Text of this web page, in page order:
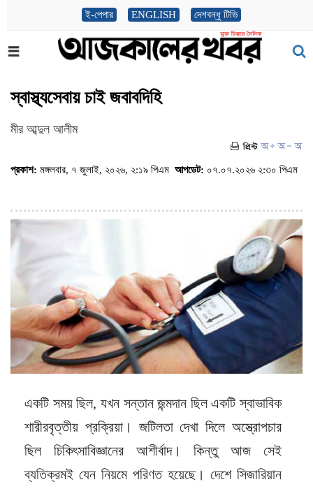
ই-পেপার ENGLISH দেশবন্ধু টিভি
স্বাস্থ্যসেবায় চাই জবাবদিহি
মীর আব্দুল আলীম
প্রকাশ: মঙ্গলবার, ৭ জুলাই, ২০২৬, ২:১৯ পিএম আপডেট: ০৭.০৭.২০২৬ ২:৩০ পিএম
একটি সময় ছিল, যখন সন্তান জন্মদান ছিল একটি স্বাভাবিক
শারীরবৃত্তীয় প্রক্রিয়া। জটিলতা দেখা দিলে অস্ত্রোপচার
ছিল চিকিৎসাবিজ্ঞানের আশীর্বাদ। কিন্তু আজ সেই
ব্যতিক্রমই যেন নিয়মে পরিণত হয়েছে। দেশে সিজারিয়ান